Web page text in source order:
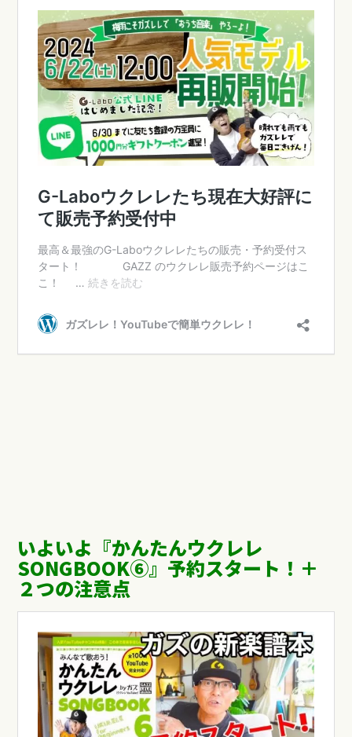
いよいよ『かんたんウクレレ
SONGBOOK⑥』予約スタート！＋
２つの注意点